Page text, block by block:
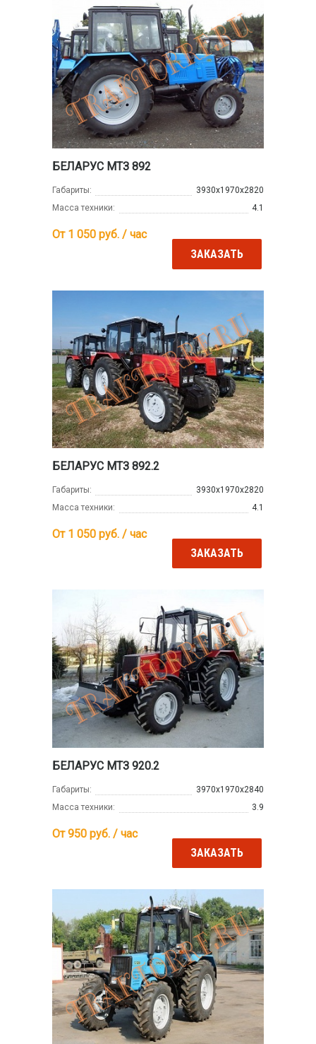
БЕЛАРУС МТЗ 892
Габариты:
3930х1970х2820
Масса техники:
4.1
От 1 050 руб. / час
ЗАКАЗАТЬ
БЕЛАРУС МТЗ 892.2
Габариты:
3930х1970х2820
Масса техники:
4.1
От 1 050 руб. / час
ЗАКАЗАТЬ
БЕЛАРУС МТЗ 920.2
Габариты:
3970х1970х2840
Масса техники:
3.9
От 950 руб. / час
ЗАКАЗАТЬ